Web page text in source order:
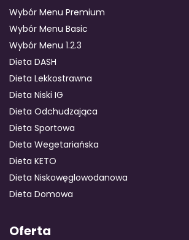
GOTOWA DIETA
Wybór Menu Premium
Wybór Menu Basic
Wybór Menu 1.2.3
Dieta DASH
Dieta Lekkostrawna
Dieta Niski IG
Dieta Odchudzająca
Dieta Sportowa
Dieta Wegetariańska
Dieta KETO
Dieta Niskowęglowodanowa
Dieta Domowa
Oferta